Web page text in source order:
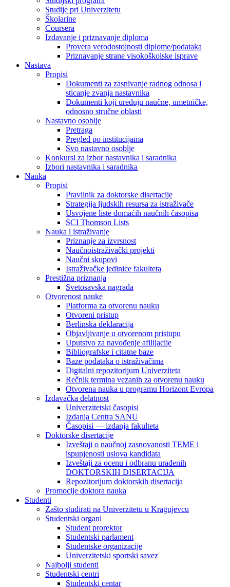
Studije pri Univerzitetu
Školarine
Coursera
Izdavanje i priznavanje diploma
Provera verodostojnosti diplome/podataka
Priznavanje strane visokoškolske isprave
Nastava
Propisi
Dokumenti za zasnivanje radnog odnosa i
sticanje zvanja nastavnika
Dokumenti koji uređuju naučne, umetničke,
odnosno stručne oblasti
Nastavno osoblje
Pretraga
Pregled po institucijama
Svo nastavno osoblje
Konkursi za izbor nastavnika i saradnika
Izbori nastavnika i saradnika
Nauka
Propisi
Pravilnik za doktorske disertacije
Strategija ljudskih resursa za istraživače
Usvojene liste domaćih naučnih časopisa
SCI Thomson Lists
Nauka i istraživanje
Priznanje za izvrsnost
Naučnoistraživački projekti
Naučni skupovi
Istraživačke jedinice fakulteta
Prestižna priznanja
Svetosavska nagrada
Otvorenost nauke
Platforma za otvorenu nauku
Otvoreni pristup
Berlinska deklaracija
Objavljivanje u otvorenom pristupu
Uputstvo za navođenje afilijacije
Bibliografske i citatne baze
Baze podataka o istraživačima
Digitalni repozitorijum Univerziteta
Rečnik termina vezanih za otvorenu nauku
Otvorena nauka u programu Horizont Evropa
Izdavačka delatnost
Univerzitetski časopisi
Izdanja Centra SANU
Časopisi — izdanja fakulteta
Doktorske disertacije
Izveštaji o naučnoj zasnovanosti TEME i
ispunjenosti uslova kandidata
Izveštaji za ocenu i odbranu urađenih
DOKTORSKIH DISERTACIJA
Repozitorijum doktorskih disertacija
Promocije doktora nauka
Studenti
Zašto studirati na Univerzitetu u Kragujevcu
Studentski organi
Student prorektor
Studentski parlament
Studentske organizacije
Univerzitetski sportski savez
Najbolji studenti
Studentski centri
Studentski centar